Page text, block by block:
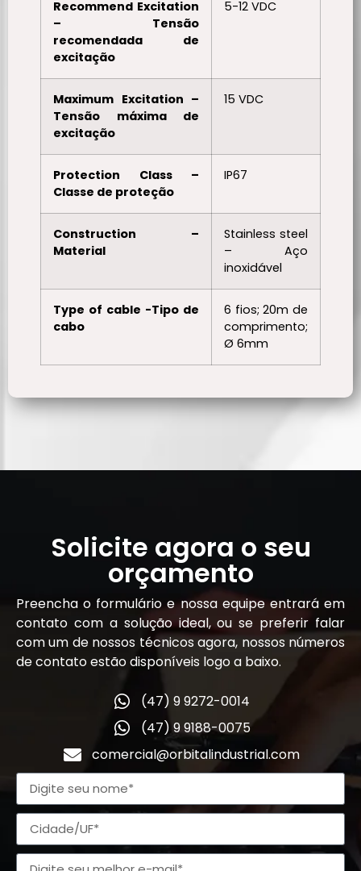
Recommend Excitation
– Tensão
recomendada de
excitação
5-12 VDC
Maximum Excitation –
Tensão máxima de
excitação
15 VDC
Protection Class –
Classe de proteção
IP67
Construction –
Material
Stainless steel
– Aço
inoxidável
Type of cable -Tipo de
cabo
6 fios; 20m de
comprimento;
Ø 6mm
Solicite agora o seu
orçamento
Preencha o formulário e nossa equipe entrará em
contato com a solução ideal, ou se preferir falar
com um de nossos técnicos agora, nossos números
de contato estão disponíveis logo a baixo.
(47) 9 9272-0014
(47) 9 9188-0075
comercial@orbitalindustrial.com